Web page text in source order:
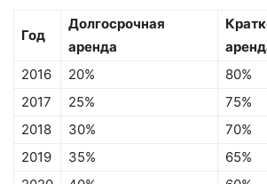
Год
Долгосрочная
аренда
2016
20%
80%
2017
25%
75%
2018
30%
70%
2019
35%
65%